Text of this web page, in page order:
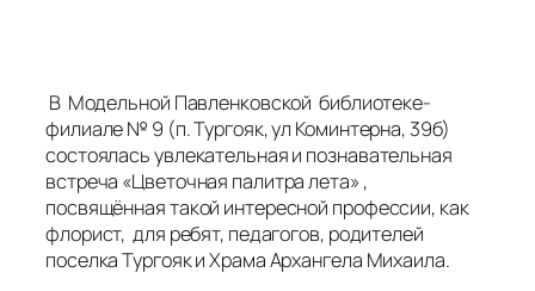
В Модельной Павленковской библиотеке-
филиале № 9 (п. Тургояк, ул Коминтерна, 39б)
состоялась увлекательная и познавательная
встреча «Цветочная палитра лета» ,
посвящённая такой интересной профессии, как
флорист, для ребят, педагогов, родителей
поселка Тургояк и Храма Архангела Михаила.